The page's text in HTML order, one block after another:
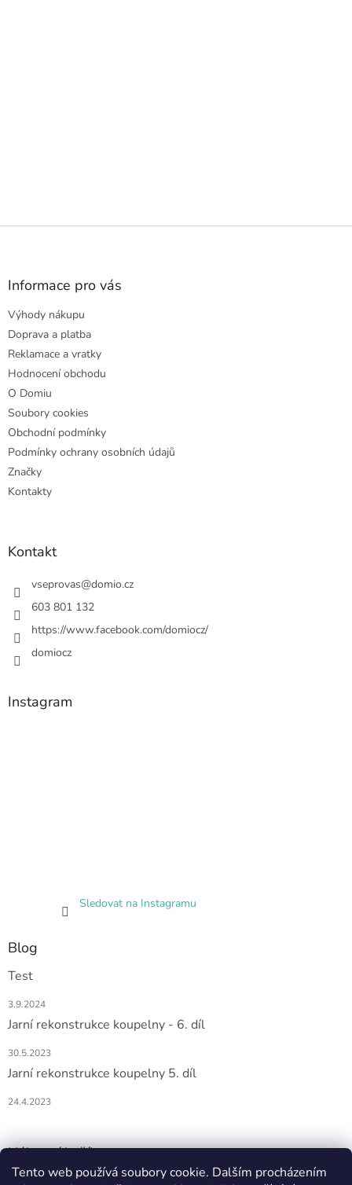
Tento web používá soubory cookie. Dalším procházením
Z
Informace pro vás
Výhody nákupu
Doprava a platba
Reklamace a vratky
Hodnocení obchodu
O Domiu
Soubory cookies
Obchodní podmínky
Podmínky ochrany osobních údajů
Značky
Kontakty
Kontakt
vseprovas@domio.cz
603 801 132
https://www.facebook.com/domiocz/
domiocz
Instagram
Sledovat na Instagramu
Blog
Test
3.9.2024
Jarní rekonstrukce koupelny - 6. díl
30.5.2023
Jarní rekonstrukce koupelny 5. díl
24.4.2023
Nákupní košík